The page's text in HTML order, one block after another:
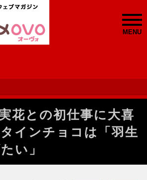
MENU
花との初仕事に大喜
インチョコは「羽生
い」